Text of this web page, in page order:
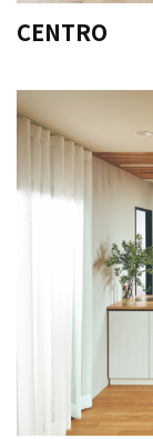
CENTRO